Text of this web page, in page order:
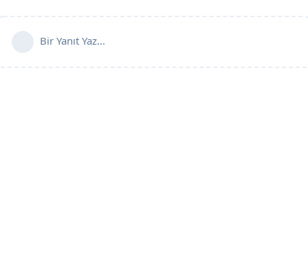
Bir Yanıt Yaz...